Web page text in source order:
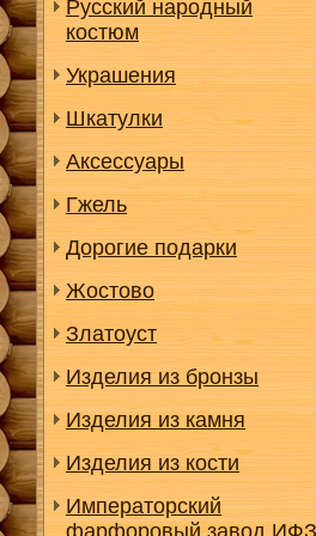
Русский народный
костюм
Украшения
Шкатулки
Аксессуары
Гжель
Дорогие подарки
Жостово
Златоуст
Изделия из бронзы
Изделия из камня
Изделия из кости
Императорский
фарфоровый завод ИФЗ